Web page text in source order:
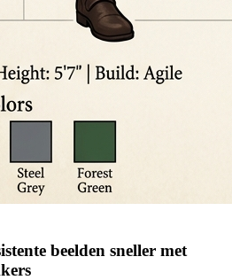
beelden sneller met